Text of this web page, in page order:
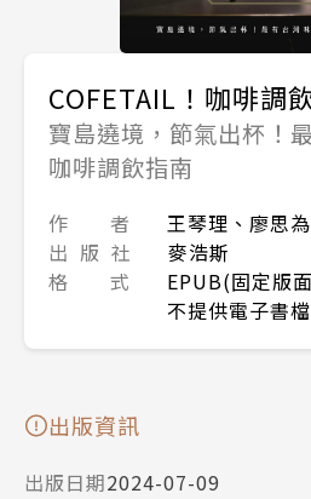
COFETAIL！咖啡調
寶島遶境，節氣出杯！
咖啡調飲指南
作 者
王琴理、廖思為
出 版 社
麥浩斯
格 式
EPUB(固定版
不提供電子書
出版資訊
出版日期2024-07-09